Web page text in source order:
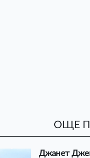
ОЩЕ
Джанет